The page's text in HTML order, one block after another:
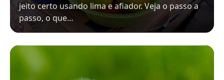
jeito certo usando lima e afiador. Veja o passo a
passo, o que…